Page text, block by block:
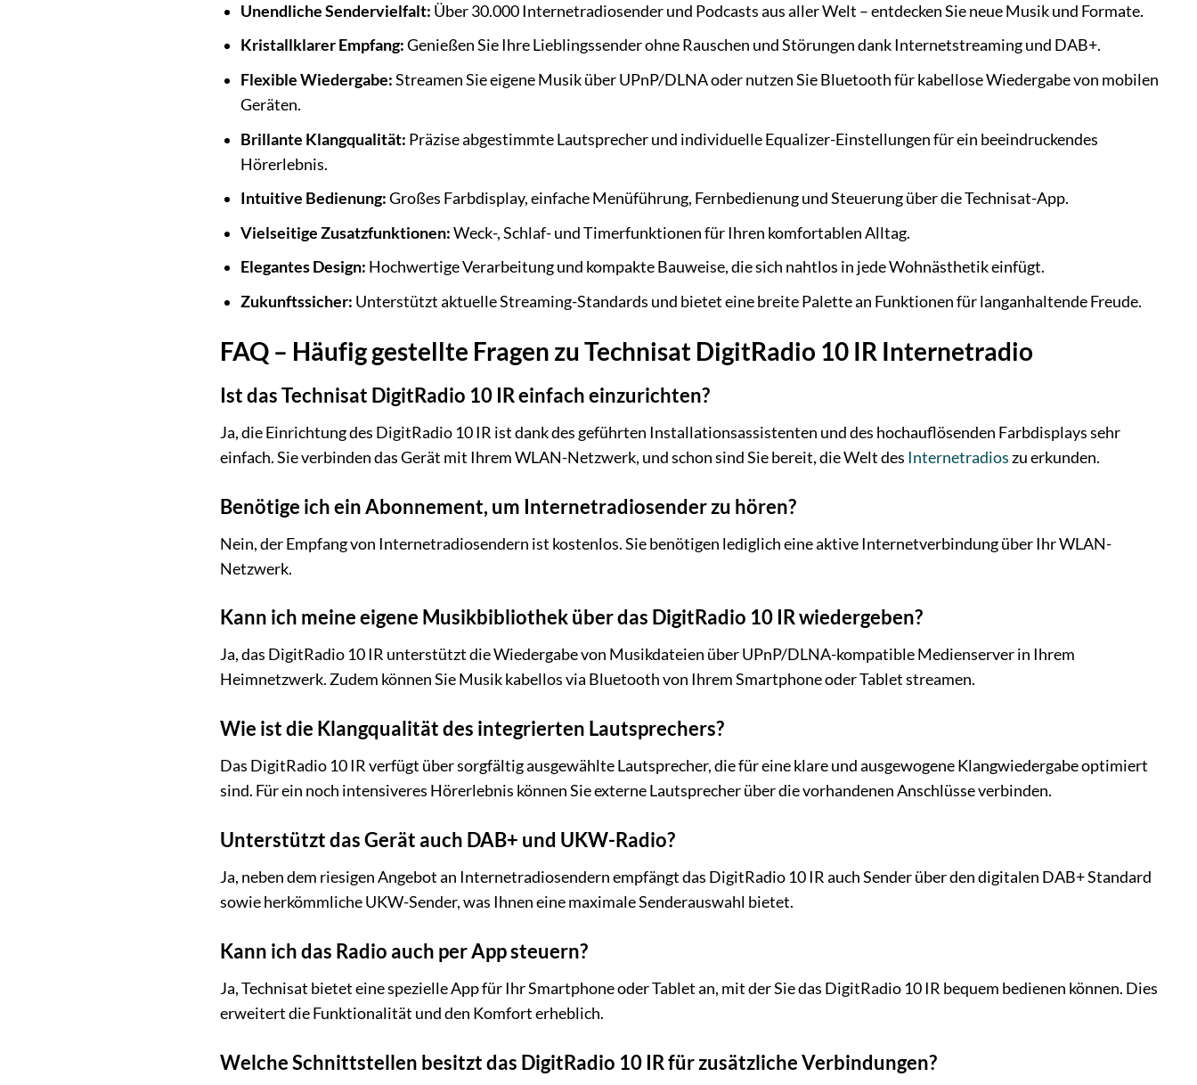
Unendliche Sendervielfalt: Über 30.000 Internetradiosender und Podcasts aus aller Welt – entdecken Sie neue Musik und Formate.
Kristallklarer Empfang:Genießen Sie Ihre Lieblingssender ohne Rauschen und Störungen dank Internetstreaming und DAB+.
Flexible Wiedergabe:Streamen Sie eigene Musik über UPnP/DLNA oder nutzen Sie Bluetooth für kabellose Wiedergabe von mobilen
Geräten.
Brillante Klangqualität: Präzise abgestimmte Lautsprecher und individuelle Equalizer-Einstellungen für ein beeindruckendes
Hörerlebnis.
Intuitive Bedienung:Großes Farbdisplay, einfache Menüführung, Fernbedienung und Steuerung über die Technisat-App.
Vielseitige Zusatzfunktionen:Weck-, Schlaf- und Timerfunktionen für Ihren komfortablen Alltag.
Elegantes Design: Hochwertige Verarbeitung und kompakte Bauweise, die sich nahtlos in jede Wohnästhetik einfügt.
Zukunftssicher: Unterstützt aktuelle Streaming-Standards und bietet eine breite Palette an Funktionen für langanhaltende Freude.
FAQ – Häufig gestellte Fragen zu Technisat DigitRadio 10 IR Internetradio
Ist das Technisat DigitRadio 10 IR einfach einzurichten?
Ja, die Einrichtung des DigitRadio 10 IR ist dank des geführten Installationsassistenten und des hochauflösenden Farbdisplays sehr
einfach. Sie verbinden das Gerät mit Ihrem WLAN-Netzwerk, und schon sind Sie bereit, die Welt des Internetradioszu erkunden.
Benötige ich ein Abonnement, um Internetradiosender zu hören?
Nein, der Empfang von Internetradiosendern ist kostenlos. Sie benötigen lediglich eine aktive Internetverbindung über Ihr WLAN-
Netzwerk.
Kann ich meine eigene Musikbibliothek über das DigitRadio 10 IR wiedergeben?
Ja, das DigitRadio 10 IR unterstützt die Wiedergabe von Musikdateien über UPnP/DLNA-kompatible Medienserver in Ihrem
Heimnetzwerk. Zudem können Sie Musik kabellos via Bluetooth von Ihrem Smartphone oder Tablet streamen.
Wie ist die Klangqualität des integrierten Lautsprechers?
Das DigitRadio 10 IR verfügt über sorgfältig ausgewählte Lautsprecher, die für eine klare und ausgewogene Klangwiedergabe optimiert
sind. Für ein noch intensiveres Hörerlebnis können Sie externe Lautsprecher über die vorhandenen Anschlüsse verbinden.
Unterstützt das Gerät auch DAB+ und UKW-Radio?
Ja, neben dem riesigen Angebot an Internetradiosendern empfängt das DigitRadio 10 IR auch Sender über den digitalen DAB+ Standard
sowie herkömmliche UKW-Sender, was Ihnen eine maximale Senderauswahl bietet.
Kann ich das Radio auch per App steuern?
Ja, Technisat bietet eine spezielle App für Ihr Smartphone oder Tablet an, mit der Sie das DigitRadio 10 IR bequem bedienen können. Dies
erweitert die Funktionalität und den Komfort erheblich.
Welche Schnittstellen besitzt das DigitRadio 10 IR für zusätzliche Verbindungen?